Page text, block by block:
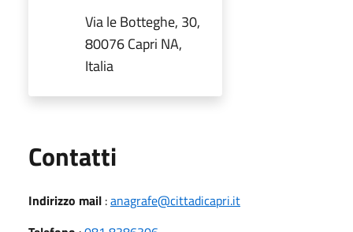
Via le Botteghe, 30,
80076 Capri NA,
Italia
Contatti
Indirizzo mail :anagrafe@cittadicapri.it